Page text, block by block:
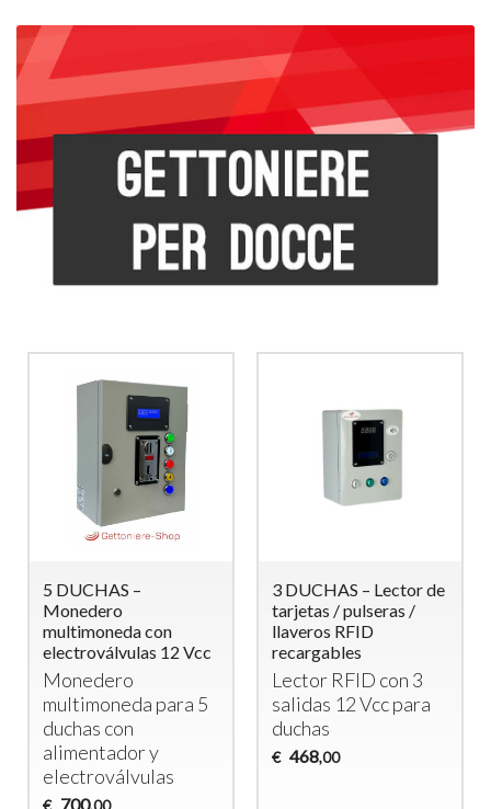
2 DUCHAS –
Monedero
Multimoneda con
Temporizador y
Electroválvulas
Monedero
Temporizado para 2
Duchas
€ 438,00
Gettoniera per 8
Lavatrici (o 4 Lavatrici
e 4 Asciugatrici)
Gettoniera a
Monete per 8
Lavatrici o
Asciugatrici –
Controllo